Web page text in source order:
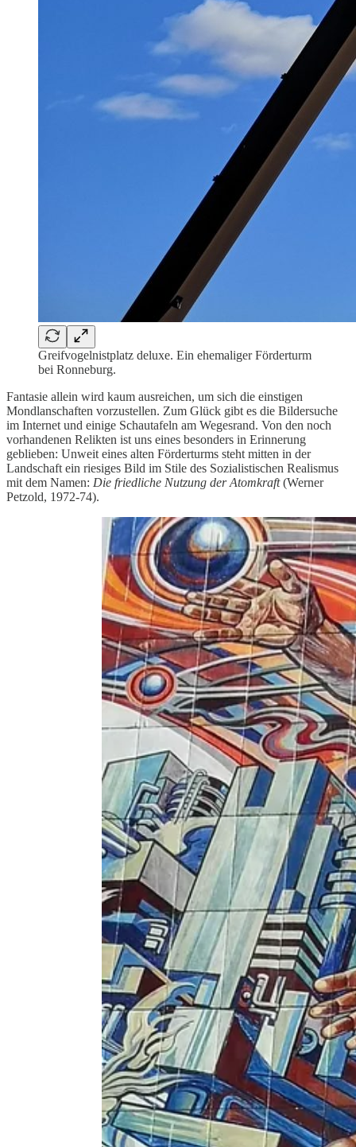
Greifvogelnistplatz deluxe. Ein ehemaliger Förderturm
bei Ronneburg.
Fantasie allein wird kaum ausreichen, um sich die einstigen
Mondlanschaften vorzustellen. Zum Glück gibt es die Bildersuche
im Internet und einige Schautafeln am Wegesrand. Von den noch
vorhandenen Relikten ist uns eines besonders in Erinnerung
geblieben: Unweit eines alten Förderturms steht mitten in der
Landschaft ein riesiges Bild im Stile des Sozialistischen Realismus
mit dem Namen: Die friedliche Nutzung der Atomkraft(Werner
Petzold, 1972-74).